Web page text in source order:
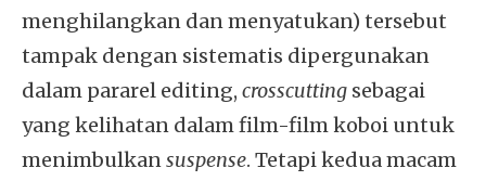
menghilangkan dan menyatukan) tersebut
tampak dengan sistematis dipergunakan
dalam pararel editing, crosscutting sebagai
yang kelihatan dalam film-film koboi untuk
menimbulkansuspense. Tetapi kedua macam